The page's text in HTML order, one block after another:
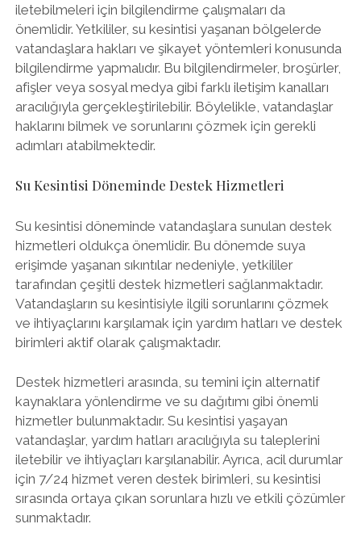
iletebilmeleri için bilgilendirme çalışmaları da
önemlidir. Yetkililer, su kesintisi yaşanan bölgelerde
vatandaşlara hakları ve şikayet yöntemleri konusunda
bilgilendirme yapmalıdır. Bu bilgilendirmeler, broşürler,
afişler veya sosyal medya gibi farklı iletişim kanalları
aracılığıyla gerçekleştirilebilir. Böylelikle, vatandaşlar
haklarını bilmek ve sorunlarını çözmek için gerekli
adımları atabilmektedir.
Su Kesintisi Döneminde Destek Hizmetleri
Su kesintisi döneminde vatandaşlara sunulan destek
hizmetleri oldukça önemlidir. Bu dönemde suya
erişimde yaşanan sıkıntılar nedeniyle, yetkililer
tarafından çeşitli destek hizmetleri sağlanmaktadır.
Vatandaşların su kesintisiyle ilgili sorunlarını çözmek
ve ihtiyaçlarını karşılamak için yardım hatları ve destek
birimleri aktif olarak çalışmaktadır.
Destek hizmetleri arasında, su temini için alternatif
kaynaklara yönlendirme ve su dağıtımı gibi önemli
hizmetler bulunmaktadır. Su kesintisi yaşayan
vatandaşlar, yardım hatları aracılığıyla su taleplerini
iletebilir ve ihtiyaçları karşılanabilir. Ayrıca, acil durumlar
için 7/24 hizmet veren destek birimleri, su kesintisi
sırasında ortaya çıkan sorunlara hızlı ve etkili çözümler
sunmaktadır.